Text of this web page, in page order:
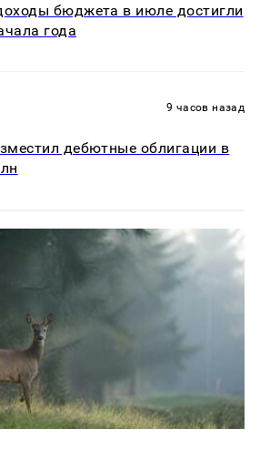
бюджета в июле достигли
года
9 часов назад
дебютные облигации в